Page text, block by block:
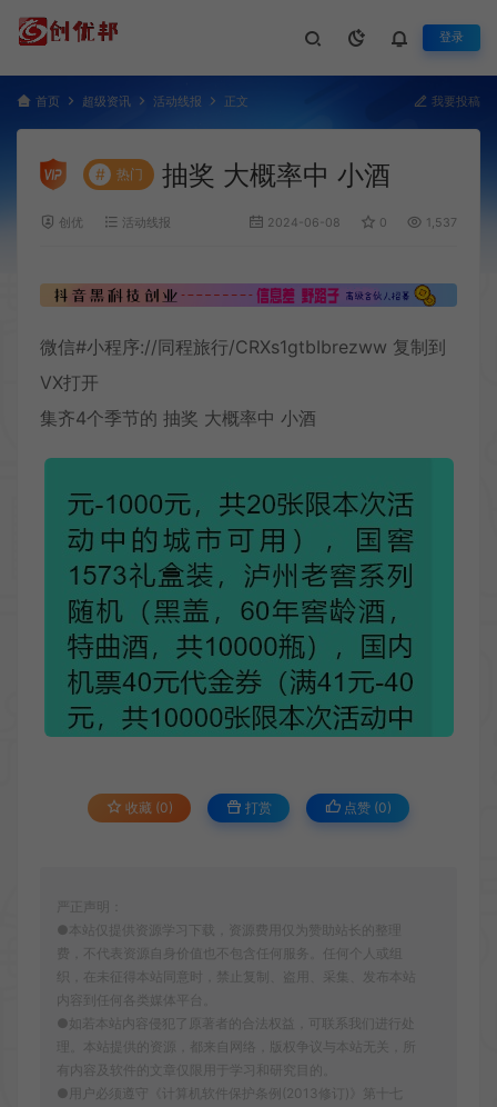
登录
首页 超级资讯 活动线报 正文 我要投稿
# 热门 抽奖 大概率中 小酒
创优 活动线报 2024-06-08 0 1,537
微信#小程序://同程旅行/CRXs1gtbIbrezww 复制到
VX打开
集齐4个季节的 抽奖 大概率中 小酒
收藏 (0) 打赏 点赞 (0)
严正声明：
●本站仅提供资源学习下载，资源费用仅为赞助站长的整理
费，不代表资源自身价值也不包含任何服务。任何个人或组
织，在未征得本站同意时，禁止复制、盗用、采集、发布本站
内容到任何各类媒体平台。
●如若本站内容侵犯了原著者的合法权益，可联系我们进行处
理。本站提供的资源，都来自网络，版权争议与本站无关，所
有内容及软件的文章仅限用于学习和研究目的。
●用户必须遵守《计算机软件保护条例(2013修订)》第十七